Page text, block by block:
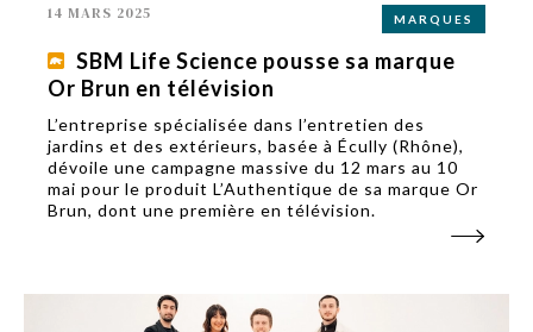
MARQUES
14 MARS 2025
SBM Life Science pousse sa marque
Or Brun en télévision
L’entreprise spécialisée dans l’entretien des
jardins et des extérieurs, basée à Écully (Rhône),
dévoile une campagne massive du 12 mars au 10
mai pour le produit L’Authentique de sa marque Or
Brun, dont une première en télévision.